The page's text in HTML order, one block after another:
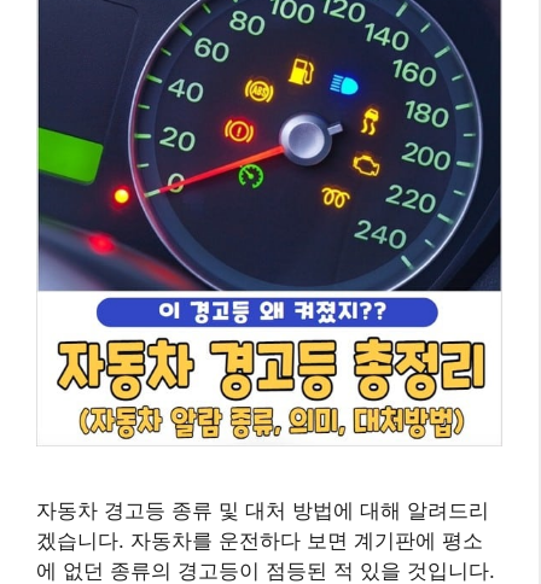
자동차 경고등 종류 및 대처 방법에 대해 알려드리
겠습니다. 자동차를 운전하다 보면 계기판에 평소
에 없던 종류의 경고등이 점등된 적 있을 것입니다.